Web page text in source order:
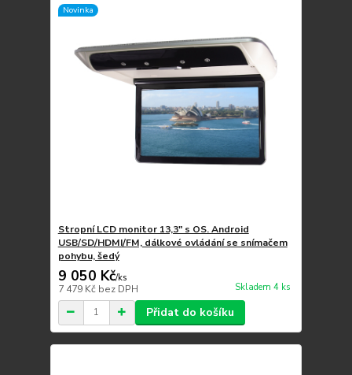
Novinka
Stropní LCD monitor 13,3" s OS. Android
USB/SD/HDMI/FM, dálkové ovládání se snímačem
pohybu, šedý
9 050 Kč/ks
7 479 Kč bez DPH Skladem 4 ks
Přidat do košíku